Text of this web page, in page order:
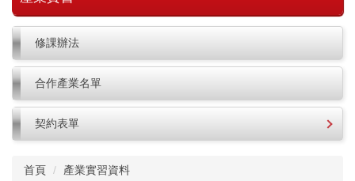
修課辦法
合作產業名單
契約表單
首頁 產業實習資料